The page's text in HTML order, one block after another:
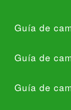
Guía de
Guía de
Guía de